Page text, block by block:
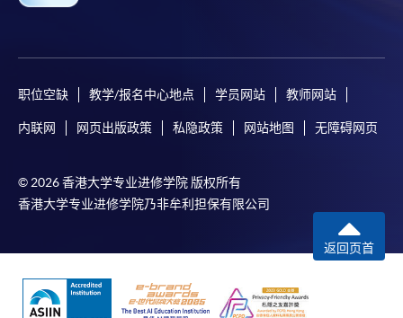
职位空缺 教学/报名中心地点 学员网站 教师网站
内联网 网页出版政策 私隐政策 网站地图 无障碍网页
© 2026 香港大学专业进修学院 版权所有
香港大学专业进修学院乃非牟利担保有限公司
返回页首